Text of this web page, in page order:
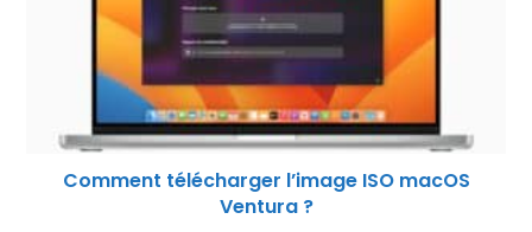
Comment télécharger l’image ISO macOS
Ventura ?